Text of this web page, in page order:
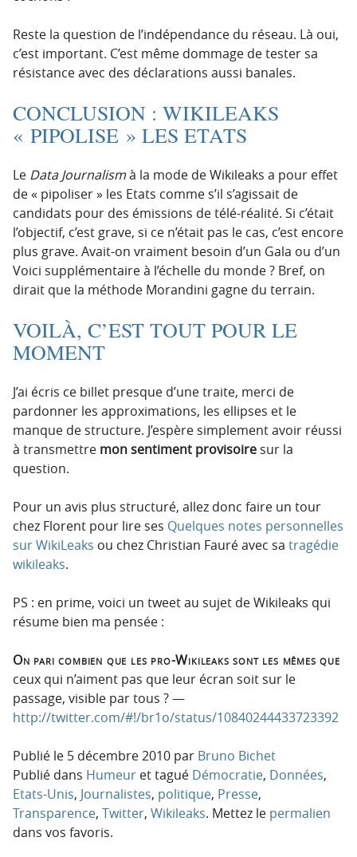
Reste la question de l’indépendance du réseau. Là oui,
c’est important. C’est même dommage de tester sa
résistance avec des déclarations aussi banales.
CONCLUSION : WIKILEAKS
« PIPOLISE » LES ETATS
Le Data Journalismà la mode de Wikileaks a pour effet
de « pipoliser » les Etats comme s’il s’agissait de
candidats pour des émissions de télé-réalité. Si c’était
l’objectif, c’est grave, si ce n’était pas le cas, c’est encore
plus grave. Avait-on vraiment besoin d’un Gala ou d’un
Voici supplémentaire à l’échelle du monde ? Bref, on
dirait que la méthode Morandini gagne du terrain.
VOILÀ, C’EST TOUT POUR LE
MOMENT
J’ai écris ce billet presque d’une traite, merci de
pardonner les approximations, les ellipses et le
manque de structure. J’espère simplement avoir réussi
à transmettre mon sentiment provisoire sur la
question.
Pour un avis plus structuré, allez donc faire un tour
chez Florent pour lire ses Quelques notes personnelles
sur WikiLeaks ou chez Christian Fauré avec sa tragédie
wikileaks.
PS : en prime, voici un tweet au sujet de Wikileaks qui
résume bien ma pensée :
On pari combien que les pro-Wikileaks sont les mêmes que
ceux qui n’aiment pas que leur écran soit sur le
passage, visible par tous ? —
http://twitter.com/#!/br1o/status/10840244433723392
Publié le 5 décembre 2010 par Bruno Bichet
Publié dans Humeur et tagué Démocratie, Données,
Etats-Unis, Journalistes, politique, Presse,
Transparence, Twitter, Wikileaks. Mettez le permalien
dans vos favoris.